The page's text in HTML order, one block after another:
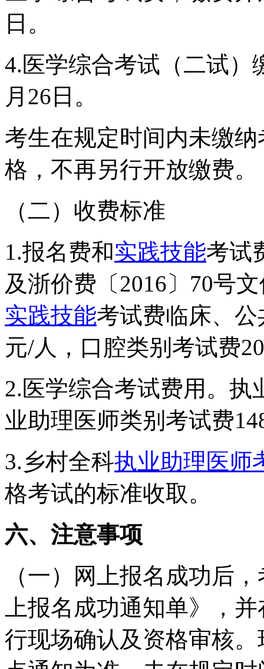
日。
4.医学综合考试（二试）
月26日。
考生在规定时间内未缴
格，不再另行开放缴费。
（二）收费标准
1.报名费和实践技能考试
及浙价费〔2016〕70号
实践技能考试费临床、
元/人，口腔类别考试费
2.医学综合考试费用。执
业助理医师类别考试费
3.乡村全科执业助理医师
格考试的标准收取。
六、注意事项
（一）网上报名成功后
上报名成功通知单》，
行现场确认及资格审核